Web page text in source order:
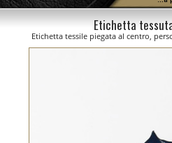
Etichetta
Etichetta tessile piegata al centro,